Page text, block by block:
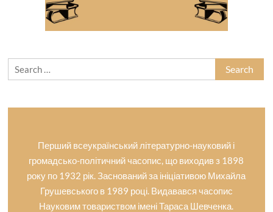
Search
for:
Перший всеукраїнський літературно-науковий і
громадсько-політичний часопис, що виходив з 1898
року по 1932 рік. Заснований за ініціативою Михайла
Грушевського в 1989 році. Видавався часопис
Науковим товариством імені Тараса Шевченка.